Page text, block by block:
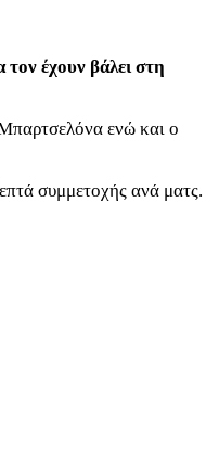
τον έχουν βάλει στη
ενώ και ο
συμμετοχής ανά ματς.